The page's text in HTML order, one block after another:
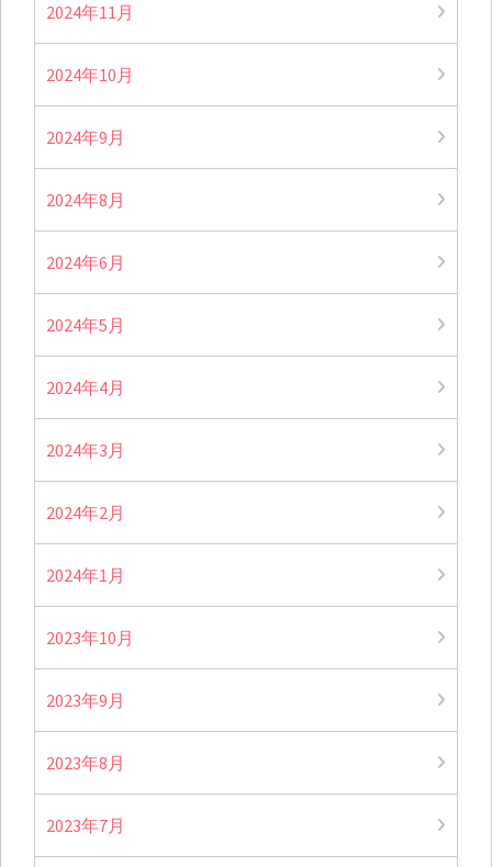
2024年11月
2024年10月
2024年9月
2024年8月
2024年6月
2024年5月
2024年4月
2024年3月
2024年2月
2024年1月
2023年10月
2023年9月
2023年8月
2023年7月